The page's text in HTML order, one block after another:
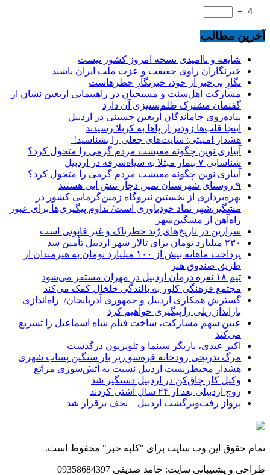
−
4
=
آخرین مطالب
شایعه و ناامیدی نسخه امروز کشور نیست
خبرنگاران راوی حقیقت و عزت ملت ایران باشند
نگارِ بی‌خبر از خود، خبرنگارِ خطرهاست
مشارکت اهل‌سنت و مسیحیان در راهپیمایی اربعین نشان از
گفتمان مشترک ظلم‌ستیزی آن دارد
پیاده‌روی جاماندگان اربعین حسینی در اردبیل
اینجا قلب‌ها زودتر از پاها به کربلا رسیدند
هشدار امنیتی: سایت‌های جعلی را بشناسید!
آبیاری نوین چگونه معیشت مردم گرمی را متحول کرد؟
شناسایی ۷ بیمار مبتلا به سیاه‌سرفه در اردبیل
آبیاری نوین چگونه معیشت مردم گرمی را متحول کرد؟
۹ روستای شهرستان نمین دچار تنش آبی هستند
بهره‌برداری از نخستین نیروگاه زمین‌گرمایی کشور در
مشگین‌شهر نماد خودباوری است/ تداوم پیگیری‌ها برای عبور
راه‌آهن از مشگین‌شهر
سزارین در تاریخ‌های رُند خطرناک و غیر قانونی است
۲۳۰ میلیارد تومان برای تالار شهر اردبیل تأمین شد
پرداخت ماهانه بیش از ۱۰۰ میلیارد تومان به هنرمندان از
طریق صندوق هنر
تیم ۱۸ نفره درمان اردبیل در مهران مستقر می‌شود
مجتمع فرهنگی کلور به بالندگی خلخال کمک می‌کند
گسترش همکاری اردبیل و جمهوری آذربایجان/ راه‌اندازی
بارانداز ریلی را پیگیری خواهیم کرد
عیین سهم مشارکت، ساخت فیلم شاه‌ اسماعیل را تسریع
می‌کند
اکبر عبدی، بازیگر سینما و تلویزیون درگذشت
مرگ تدریجی رودخانه قره‌سو زیر بار سنگین پساب شهری
هشدار محیط‌زیست اردبیل نسبت به آتش‌سوزی مراتع
وکیل کار چاق‌کن در اردبیل دستگیر شد
زوج اردبیلی بعد از ۲۴ سال آشتی کردند
پرواز رفت‌وبرگشت اردبیل – نجف برقرار شد
تمام حقوق این وب سایت برای "کلبه خبر" محفوظ است.
طراحی و پشتیبانی سایت: حامد صدیقی 09358684397